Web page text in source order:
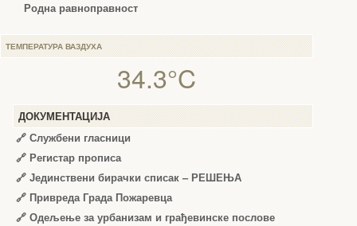
Родна равноправност
ТЕМПЕРАТУРА ВАЗДУХА
34.3°C
ДОКУМЕНТАЦИЈА
🔗 Службени гласници
🔗 Регистар прописа
🔗 Јединствени бирачки списак – РЕШЕЊА
🔗 Привреда Града Пожаревца
🔗 Одељење за урбанизам и грађевинске послове